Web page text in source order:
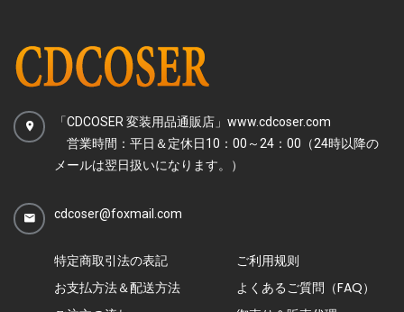
「CDCOSER 変装用品通販店」www.cdcoser.com
営業時間：平日＆定休日10：00～24：00（24時以降の
メールは翌日扱いになります。）
cdcoser@foxmail.com
特定商取引法の表記
ご利用规则
お支払方法＆配送方法
よくあるご質問（FAQ）